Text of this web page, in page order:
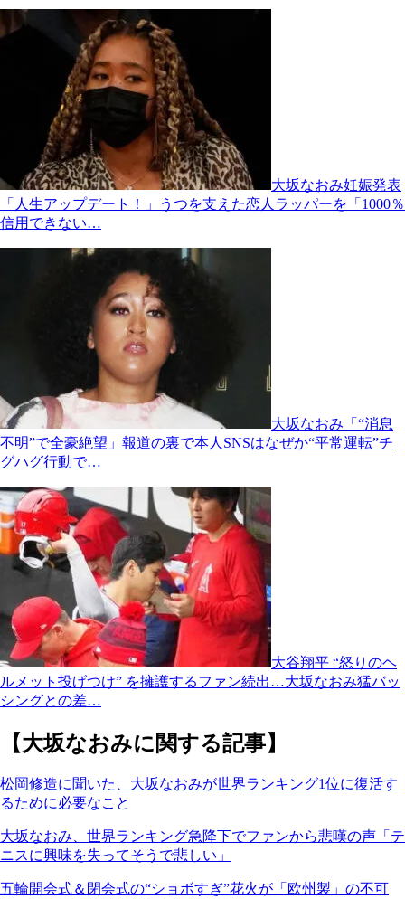
大坂なおみ妊娠発表
「人生アップデート！」うつを支えた恋人ラッパーを「1000％
信用できない…
大坂なおみ「“消息
不明”で全豪絶望」報道の裏で本人SNSはなぜか“平常運転”チ
グハグ行動で…
大谷翔平 “怒りのヘ
ルメット投げつけ” を擁護するファン続出…大坂なおみ猛バッ
シングとの差…
【大坂なおみに関する記事】
松岡修造に聞いた、大坂なおみが世界ランキング1位に復活す
るために必要なこと
大坂なおみ、世界ランキング急降下でファンから悲嘆の声「テ
ニスに興味を失ってそうで悲しい」
五輪開会式＆閉会式の“ショボすぎ”花火が「欧州製」の不可